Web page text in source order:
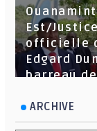
dirigeants
Est/
officielle
Edgard
barreau
ARCHIVE